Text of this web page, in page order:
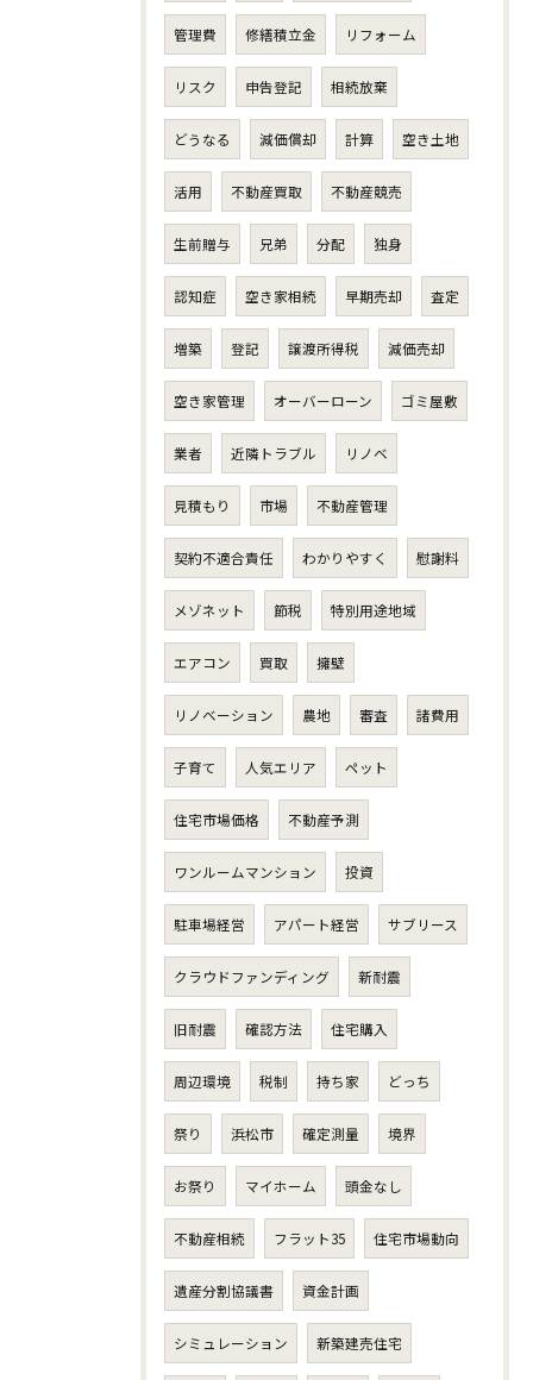
管理費 修繕積立金 リフォーム
リスク 申告登記 相続放棄
どうなる 減価償却 計算 空き土地
活用 不動産買取 不動産競売
生前贈与 兄弟 分配 独身
認知症 空き家相続 早期売却 査定
増築 登記 譲渡所得税 減価売却
空き家管理 オーバーローン ゴミ屋敷
業者 近隣トラブル リノベ
見積もり 市場 不動産管理
契約不適合責任 わかりやすく 慰謝料
メゾネット 節税 特別用途地域
エアコン 買取 擁壁
リノベーション 農地 審査 諸費用
子育て 人気エリア ペット
住宅市場価格 不動産予測
ワンルームマンション 投資
駐車場経営 アパート経営 サブリース
クラウドファンディング 新耐震
旧耐震 確認方法 住宅購入
周辺環境 税制 持ち家 どっち
祭り 浜松市 確定測量 境界
お祭り マイホーム 頭金なし
不動産相続 フラット35 住宅市場動向
遺産分割協議書 資金計画
シミュレーション 新築建売住宅